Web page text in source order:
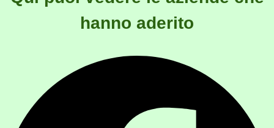
hanno aderito